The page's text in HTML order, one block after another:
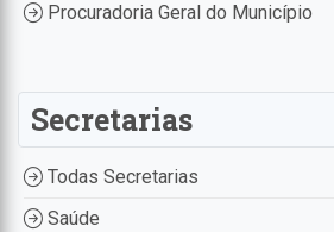
Procuradoria Geral do Município
Secretarias
Todas Secretarias
Saúde